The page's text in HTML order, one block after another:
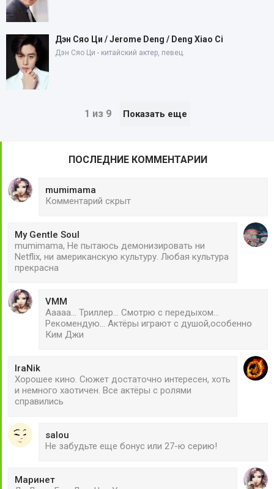
Дэн Сяо Ци / Jerome Deng / Deng Xiao Ci
Дэн Сяо Ци - китайский актер, певец.
1 из 9 Показать еще
ПОСЛЕДНИЕ КОММЕНТАРИИ
mumimama
Комментарий скрыт
My Gentle Soul
mumimama, Не пытаюсь демонизировать ни
Netflix, ни американскую культуру. Любая культура
прекрасна
VMM
Ааааа... Триллер... Смотрю с передыхом...
Рекомендую... Актёры играют с душой,особенно
Ким Джи
IraNik
Хорошее кино. Сюжет достаточно интересен, хоть
и немного хаотичен. Все актёры с ролями
справились
salou
Не забудьте еще бонус или 27-ю серию!
Маринет